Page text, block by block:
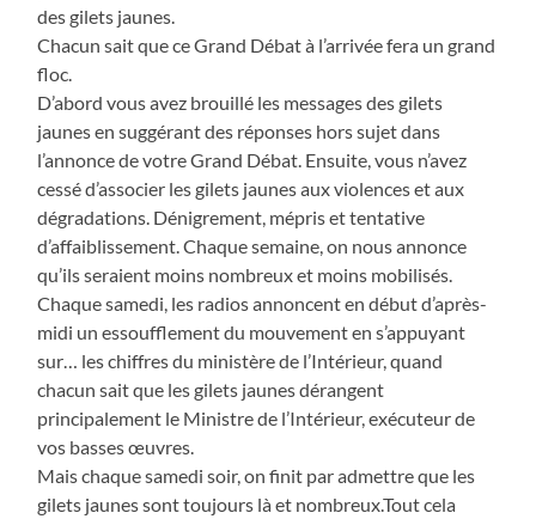
des gilets jaunes.
Chacun sait que ce Grand Débat à l’arrivée fera un grand
floc.
D’abord vous avez brouillé les messages des gilets
jaunes en suggérant des réponses hors sujet dans
l’annonce de votre Grand Débat. Ensuite, vous n’avez
cessé d’associer les gilets jaunes aux violences et aux
dégradations. Dénigrement, mépris et tentative
d’affaiblissement. Chaque semaine, on nous annonce
qu’ils seraient moins nombreux et moins mobilisés.
Chaque samedi, les radios annoncent en début d’après-
midi un essoufflement du mouvement en s’appuyant
sur… les chiffres du ministère de l’Intérieur, quand
chacun sait que les gilets jaunes dérangent
principalement le Ministre de l’Intérieur, exécuteur de
vos basses œuvres.
Mais chaque samedi soir, on finit par admettre que les
gilets jaunes sont toujours là et nombreux.Tout cela